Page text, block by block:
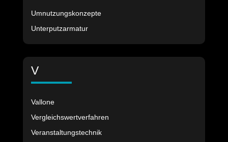
Umnutzungskonzepte
Unterputzarmatur
V
Vallone
Vergleichswertverfahren
Veranstaltungstechnik